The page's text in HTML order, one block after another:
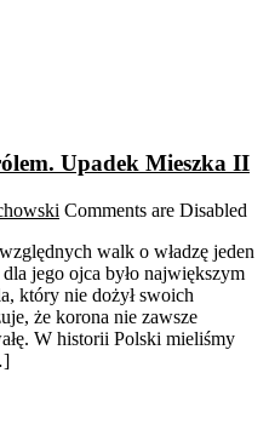
Upadek Mieszka II
Comments are Disabled
walk o władzę jeden
jego ojca było największym
który nie dożył swoich
że korona nie zawsze
W historii Polski mieliśmy